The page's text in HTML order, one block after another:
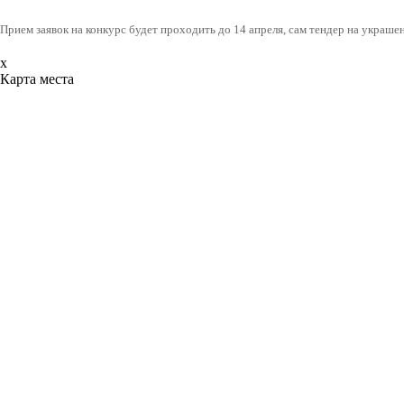
Прием заявок на конкурс будет проходить до 14 апреля, сам тендер на
x
Карта места